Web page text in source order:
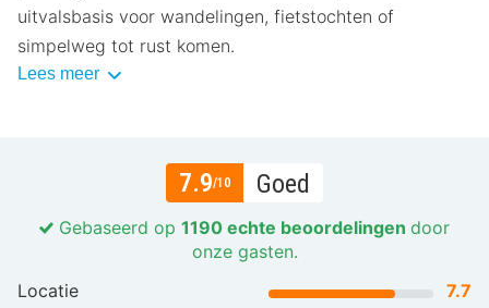
uitvalsbasis voor wandelingen, fietstochten of
simpelweg tot rust komen.
Lees meer
7.9/10 Goed
Gebaseerd op 1190 echte beoordelingen door
onze gasten.
Locatie
7.7